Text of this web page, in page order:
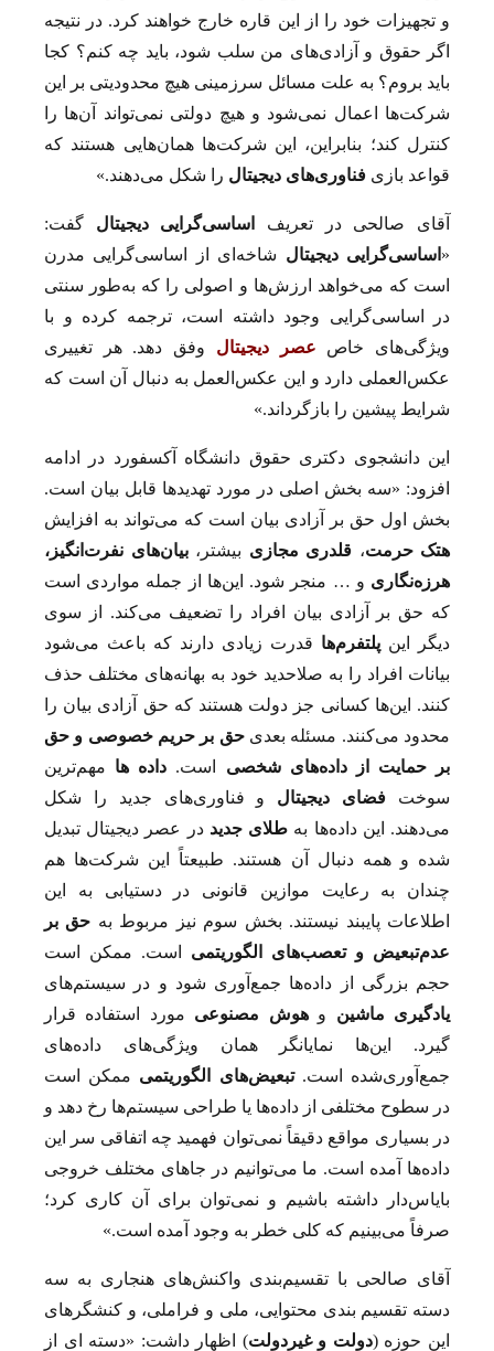
و تجهیزات خود را از این قاره خارج خواهند کرد. در نتیجه
اگر حقوق و آزادی‌های من سلب شود، باید چه کنم؟ کجا
باید بروم؟ به علت مسائل سرزمینی هیچ محدودیتی بر این
شرکت‌ها اعمال نمی‌شود و هیچ دولتی نمی‌تواند آن‌ها را
کنترل کند؛ بنابراین، این شرکت‌ها همان‌هایی هستند که
قواعد بازی فناوری‌های دیجیتال را شکل می‌دهند.»
آقای صالحی در تعریف اساسی‌گرایی دیجیتال گفت:
« اساسی‌گرایی دیجیتال شاخه‌ای از اساسی‌‌‌‌‌‌‌‌‌‌گرایی مدرن
است که می‌خواهد ارزش‌ها و اصولی را که به‌‌‌‌‌‌‌‌‌‌طور سنتی
در اساسی‌‌‌‌‌‌گرایی وجود داشته است، ترجمه کرده و با
ویژگی‌های خاص
عصر دیجیتال وفق دهد. هر تغییری
عکس‌العملی دارد و این عکس‌العمل به دنبال آن است که
شرایط پیشین را بازگرداند.»
این دانشجوی دکتری حقوق دانشگاه آکسفورد در ادامه
افزود: «سه بخش اصلی در مورد تهدیدها قابل بیان است.
بخش اول حق بر آزادی بیان است که می‌تواند به افزایش
هتک حرمت، قلدری مجازی بیشتر،بیان‌های نفرت‌انگیز،
هرزه‌نگاری و … منجر شود. این‌ها از جمله مواردی است
که حق بر آزادی بیان افراد را تضعیف می‌کند. از سوی
دیگر این پلتفرم‌ها قدرت زیادی دارند که باعث می‌شود
بیانات افراد را به صلاحدید خود به بهانه‌های مختلف حذف
کنند. این‌ها کسانی جز دولت هستند که حق آزادی بیان را
محدود می‌کنند. مسئله بعدیحق بر حریم خصوصی و حق
بر حمایت از داده‌های شخصی است. داده ­ها مهم‌ترین
سوخت فضای دیجیتال و فناوری‌های جدید را شکل
می‌دهند. این داده‌ها به طلای جدید در عصر دیجیتال تبدیل
شده و همه دنبال آن هستند. طبیعتاً این شرکت‌ها هم
چندان به رعایت موازین قانونی در دستیابی به این
اطلاعات پایبند نیستند. بخش سوم نیز مربوط به حق بر
عدم‌‌تبعیض و تعصب‌های الگوریتمی است. ممکن است
حجم بزرگی از داده‌ها جمع‌آوری شود و در سیستم‌های
یادگیری ماشین وهوش مصنوعی مورد استفاده قرار
گیرد. این‌ها نمایانگر همان ویژگی‌های داده‌های
جمع‌آوری‌‌‌‌شده است.تبعیض‌های الگوریتمی ممکن است
در سطوح مختلفی از داده‌ها یا طراحی سیستم‌ها رخ دهد و
در بسیاری مواقع دقیقاً نمی‌توان فهمید چه اتفاقی سر این
داده‌ها آمده است. ما می‌توانیم در جاهای مختلف خروجی
بایاس‌دار داشته باشیم و نمی‌توان برای آن کاری کرد؛
صرفاً می‌بینیم که کلی خطر به وجود آمده است.»
آقای صالحی با تقسیم‌بندی واکنش‌های هنجاری به سه
دسته تقسیم­ بندی محتوایی، ملی و فراملی، و کنشگرهای
این حوزه (دولت و غیردولت) اظهار داشت: «دسته­ ای از